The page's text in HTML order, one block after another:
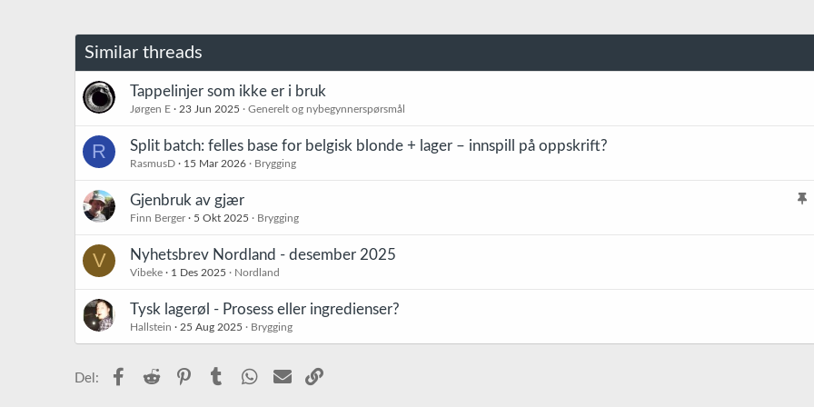
e
Similar threads
Tappelinjer som ikke er i bruk
Jørgen E 23 Jun 2025 Generelt og nybegynnerspørsmål
R Split batch: felles base for belgisk blonde + lager – innspill på oppskrift?
RasmusD 15 Mar 2026 Brygging
K
Gjenbruk av gjær
Finn Berger 5 Okt 2025 Brygging
V Nyhetsbrev Nordland - desember 2025
Vibeke 1 Des 2025 Nordland
Tysk lagerøl - Prosess eller ingredienser?
Hallstein 25 Aug 2025 Brygging
Del: Facebook
Reddit PinterestTumblr WhatsApp
E-post